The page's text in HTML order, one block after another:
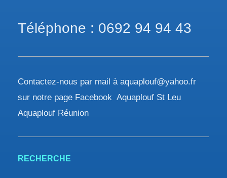
Téléphone : 0692 94 94 43
Contactez-nous par mail à aquaplouf@yahoo.fr
sur notre page Facebook Aquaplouf St Leu
Aquaplouf Réunion
RECHERCHE